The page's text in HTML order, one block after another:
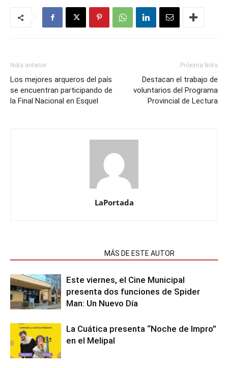
Nota anterior
Los mejores arqueros del país
se encuentran participando de
la Final Nacional en Esquel
Próxima Nota
Destacan el trabajo de
voluntarios del Programa
Provincial de Lectura
LaPortada
MÁS DE ESTE AUTOR
Este viernes, el Cine Municipal
presenta dos funciones de Spider
Man: Un Nuevo Día
La Cuática presenta “Noche de Impro”
en el Melipal